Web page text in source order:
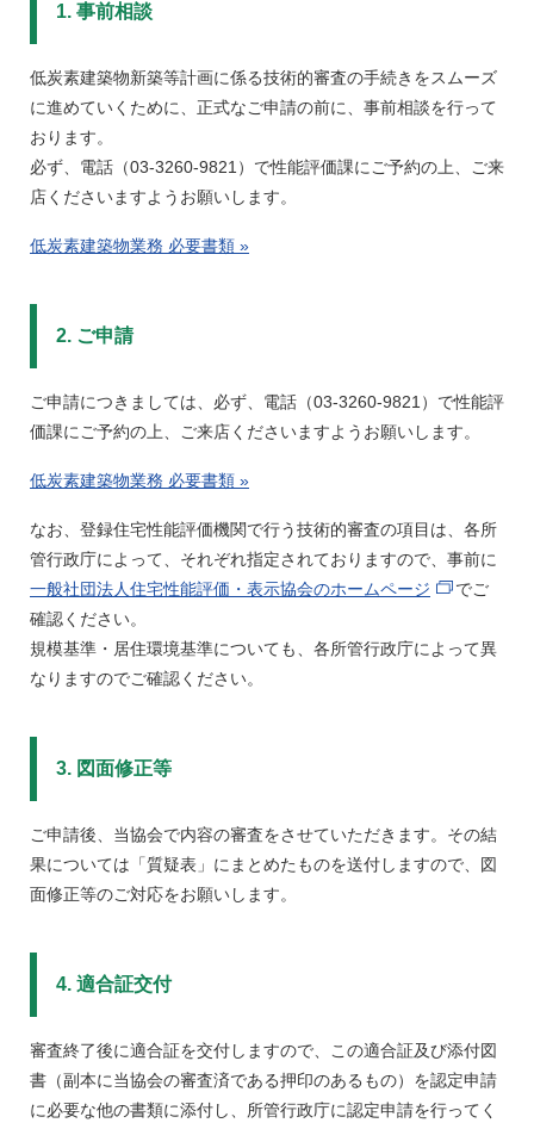
1. 事前相談
低炭素建築物新築等計画に係る技術的審査の手続きをスムーズ
に進めていくために、正式なご申請の前に、事前相談を行って
おります。
必ず、電話（03-3260-9821）で性能評価課にご予約の上、ご来
店くださいますようお願いします。
低炭素建築物業務 必要書類 »
2. ご申請
ご申請につきましては、必ず、電話（03-3260-9821）で性能評
価課にご予約の上、ご来店くださいますようお願いします。
低炭素建築物業務 必要書類 »
なお、登録住宅性能評価機関で行う技術的審査の項目は、各所
管行政庁によって、それぞれ指定されておりますので、事前に
一般社団法人住宅性能評価・表示協会のホームページ
でご
確認ください。
規模基準・居住環境基準についても、各所管行政庁によって異
なりますのでご確認ください。
3. 図面修正等
ご申請後、当協会で内容の審査をさせていただきます。その結
果については「質疑表」にまとめたものを送付しますので、図
面修正等のご対応をお願いします。
4. 適合証交付
審査終了後に適合証を交付しますので、この適合証及び添付図
書（副本に当協会の審査済である押印のあるもの）を認定申請
に必要な他の書類に添付し、所管行政庁に認定申請を行ってく